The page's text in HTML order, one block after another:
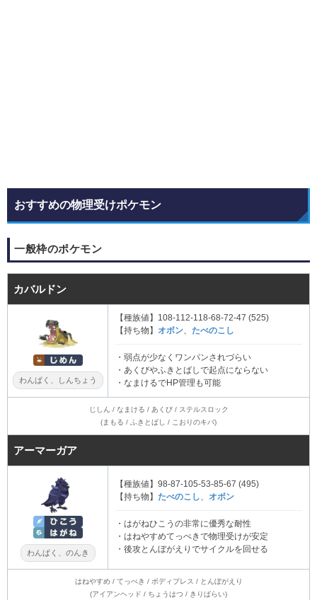
おすすめの物理受けポケモン
一般枠のポケモン
カバルドン
わんぱく、しんちょう
【種族値】108-112-118-68-72-47 (525)
【持ち物】 オボン たべのこし
・弱点が少なくワンパンされづらい
・あくびやふきとばしで起点にならない
・なまけるでHP管理も可能
じしん / なまける / あくび / ステルスロック
(まもる / ふきとばし / こおりのキバ)
アーマーガア
わんぱく、のんき
【種族値】98-87-105-53-85-67 (495)
【持ち物】 たべのこし オボン
・はがねひこうの非常に優秀な耐性
・はねやすめてっぺきで物理受けが安定
・後攻とんぼがえりでサイクルを回せる
はねやすめ / てっぺき / ボディプレス / とんぼがえり
(アイアンヘッド / ちょうはつ / きりばらい)